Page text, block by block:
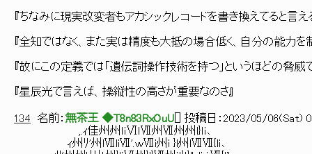
『ちなみに現実改変者もアカシックレコードを書き換えてると言え
『全知ではなく、また実は精度も大抵の場合低く、自分の能力
『故にこの定義では「遺伝詞操作技術を持つ」というほどの脅威
『星辰光で言えば、操縦性の高さが重要なのさ』
134 名前： 無茶王 ◆T8n83RxOuU ] 投稿日： 2023/05/06(Sat)
,.ｨ佳州州ｌｉⅥｌⅦ州Ⅶ州州l}ｌｉ､
ｨ州ﾘ'州lⅦliⅦ'.ｗⅦi州i }l州lⅦⅦ{lｉ､